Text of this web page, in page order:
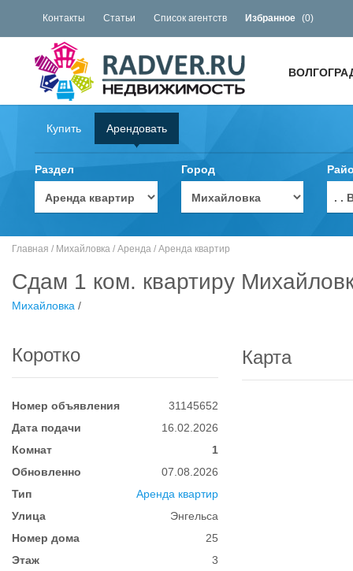
Контакты Статьи Список агентств Избранное (0)
Купить Арендовать
Раздел Город
. .
Главная / Михайловка / Аренда / Аренда квартир
Сдам 1 ком. квартиру
Михайловка /
Коротко
Номер объявления
31145652
Дата подачи
16.02.2026
Комнат
1
Обновленно
07.08.2026
Тип
Аренда квартир
Улица
Энгельса
Номер дома
25
Этаж
3
Карта